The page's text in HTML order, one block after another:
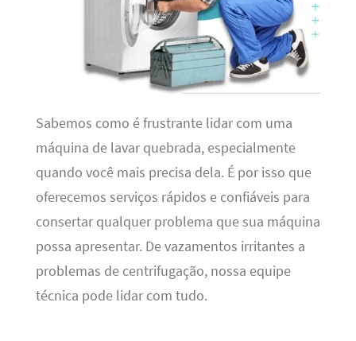
Sabemos como é frustrante lidar com uma
máquina de lavar quebrada, especialmente
quando você mais precisa dela. É por isso que
oferecemos serviços rápidos e confiáveis para
consertar qualquer problema que sua máquina
possa apresentar. De vazamentos irritantes a
problemas de centrifugação, nossa equipe
técnica pode lidar com tudo.